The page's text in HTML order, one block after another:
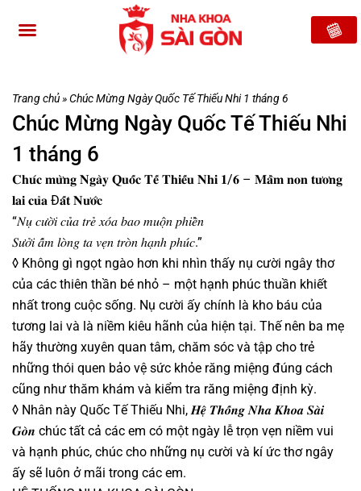
Trang chủ»Chúc Mừng Ngày Quốc Tế Thiếu Nhi 1 tháng 6
Chúc Mừng Ngày Quốc Tế Thiếu Nhi
1 tháng 6
𝐂𝐡𝐮́𝐜 𝐦𝐮̛̀𝐧𝐠 𝐍𝐠𝐚̀𝐲 𝐐𝐮𝐨̂́𝐜 𝐓𝐞̂́ 𝐓𝐡𝐢𝐞̂́𝐮 𝐍𝐡𝐢 𝟏/𝟔 – 𝐌𝐚̂̀𝐦 𝐧𝐨𝐧 𝐭𝐮̛𝐨̛𝐧𝐠
𝐥𝐚𝐢 𝐜𝐮̉𝐚 Đ𝐚̂́𝐭 𝐍𝐮̛𝐨̛́𝐜
“𝑁𝑢̣ 𝑐𝑢̛𝑜̛̀𝑖 𝑐𝑢̉𝑎 𝑡𝑟𝑒̉ 𝑥𝑜́𝑎 𝑏𝑎𝑜 𝑚𝑢𝑜̣̂𝑛 𝑝ℎ𝑖𝑒̂̀𝑛
𝑆𝑢̛𝑜̛̉𝑖 𝑎̂́𝑚 𝑙𝑜̀𝑛𝑔 𝑡𝑎 𝑣𝑒̣𝑛 𝑡𝑟𝑜̀𝑛 ℎ𝑎̣𝑛ℎ 𝑝ℎ𝑢́𝑐.”
◊ Không gì ngọt ngào hơn khi nhìn thấy nụ cười ngây thơ
của các thiên thần bé nhỏ – một hạnh phúc thuần khiết
nhất trong cuộc sống. Nụ cười ấy chính là kho báu của
tương lai và là niềm kiêu hãnh của hiện tại. Thế nên ba mẹ
hãy thường xuyên quan tâm, chăm sóc và tập cho trẻ
những thói quen bảo vệ sức khỏe răng miệng đúng cách
cũng như thăm khám và kiểm tra răng miệng định kỳ.
◊ Nhân này Quốc Tế Thiếu Nhi, 𝑯𝒆̣̂ 𝑻𝒉𝒐̂́𝒏𝒈 𝑵𝒉𝒂 𝑲𝒉𝒐𝒂 𝑺𝒂̀𝒊
𝑮𝒐̀𝒏 chúc tất cả các em có một ngày lễ trọn vẹn niềm vui
và hạnh phúc, chúc cho những nụ cười và kí ức thơ ngây
ấy sẽ luôn ở mãi trong các em.